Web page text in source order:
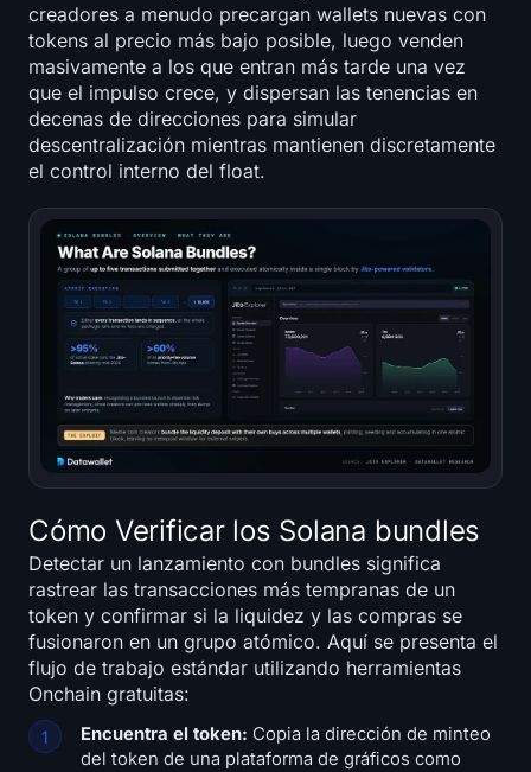
creadores a menudo precargan wallets nuevas con
tokens al precio más bajo posible, luego venden
masivamente a los que entran más tarde una vez
que el impulso crece, y dispersan las tenencias en
decenas de direcciones para simular
descentralización mientras mantienen discretamente
el control interno del float.
Cómo Verificar los Solana bundles
Detectar un lanzamiento con bundles significa
rastrear las transacciones más tempranas de un
token y confirmar si la liquidez y las compras se
fusionaron en un grupo atómico. Aquí se presenta el
flujo de trabajo estándar utilizando herramientas
Onchain gratuitas:
Encuentra el token: Copia la dirección de minteo
del token de una plataforma de gráficos como